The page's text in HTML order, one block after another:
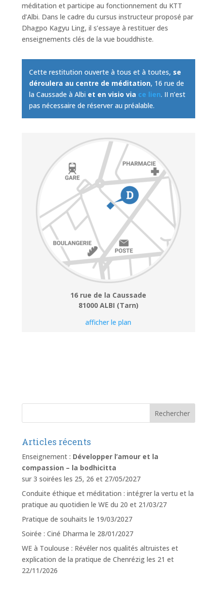
méditation et participe au fonctionnement du KTT
d’Albi. Dans le cadre du cursus instructeur proposé par
Dhagpo Kagyu Ling, il s’essaye à restituer des
enseignements clés de la vue bouddhiste.
Cette restitution ouverte à tous et à toutes, se
déroulera au centre de méditation, 16 rue de
la Caussade à Albi et en visio via ce lien. II n’est
pas nécessaire de réserver au préalable.
16 rue de la Caussade
81000 ALBI (Tarn)
afficher le plan
Articles récents
Enseignement : Développer l’amour et la
compassion – la bodhicitta
sur 3 soirées les 25, 26 et 27/05/2027
Conduite éthique et méditation : intégrer la vertu et la
pratique au quotidien le WE du 20 et 21/03/27
Pratique de souhaits le 19/03/2027
Soirée : Ciné Dharma le 28/01/2027
WE à Toulouse : Révéler nos qualités altruistes et
explication de la pratique de Chenrézig les 21 et
22/11/2026